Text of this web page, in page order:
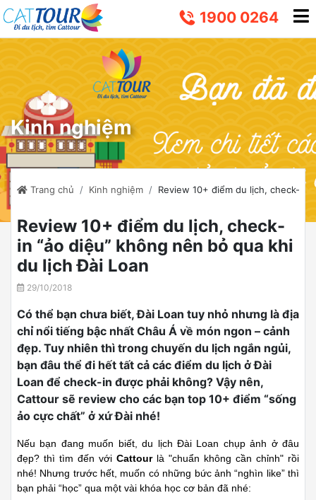
1900 0264
Kinh nghiệm
Trang chủ Kinh nghiệm Review 10+ điểm du lịch, check-in
Review 10+ điểm du lịch, check-
in “ảo diệu” không nên bỏ qua khi
du lịch Đài Loan
29/10/2018
Có thể bạn chưa biết, Đài Loan tuy nhỏ nhưng là địa
chỉ nổi tiếng bậc nhất Châu Á về món ngon – cảnh
đẹp. Tuy nhiên thì trong chuyến du lịch ngắn ngủi,
bạn đâu thể đi hết tất cả các điểm du lịch ở Đài
Loan để check-in được phải không? Vậy nên,
Cattour sẽ review cho các bạn top 10+ điểm “sống
ảo cực chất” ở xứ Đài nhé!
Nếu bạn đang muốn biết, du lịch Đài Loan chụp ảnh ở đâu
đẹp? thì tìm đến với Cattourlà "chuẩn không cần chỉnh" rồi
nhé! Nhưng trước hết, muốn có những bức ảnh “nghìn like” thì
bạn phải “học” qua một vài khóa học cơ bản đã nhé: